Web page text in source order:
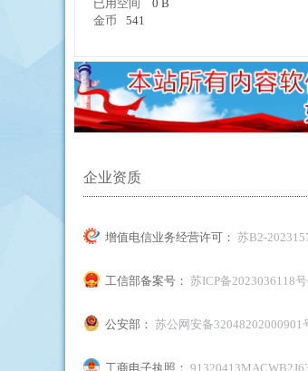
已用空间
0 B
金币
541
企业资质
增值电信业务经营许可： 苏B2-
工信部备案号： 苏ICP备2023036118
公安部： 苏公网安备32048202000901
工商电子执照：